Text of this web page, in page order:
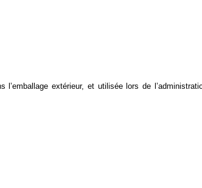
extérieur, et utilisée lors de